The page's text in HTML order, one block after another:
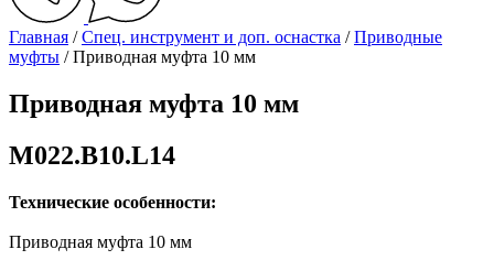
Главная /Спец. инструмент и доп. оснастка /Приводные
муфты / Приводная муфта 10 мм
Приводная муфта 10 мм
M022.B10.L14
Технические особенности:
Приводная муфта 10 мм